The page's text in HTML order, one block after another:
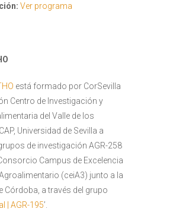
Ver programa
está formado por CorSevilla
Centro de Investigación y
del Valle de los
Universidad de Sevilla a
de investigación AGR-258
Campus de Excelencia
(ceiA3) junto a la
Córdoba, a través del grupo
| AGR-195’.